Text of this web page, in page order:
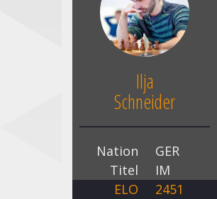
Ilja
Schneider
Nation
GER
Titel
IM
ELO
2451